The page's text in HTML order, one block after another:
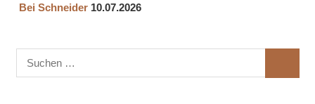
Bei Schneider 10.07.2026
Suchen
nach: